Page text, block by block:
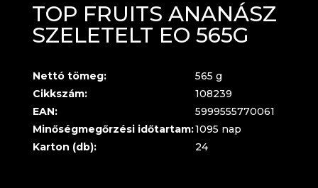
TOP FRUITS ANANÁSZ
SZELETELT EO 565G
Nettó tömeg:
565 g
Cikkszám:
108239
EAN:
5999555770061
Minőségmegőrzési időtartam:1095 nap
Karton (db):
24